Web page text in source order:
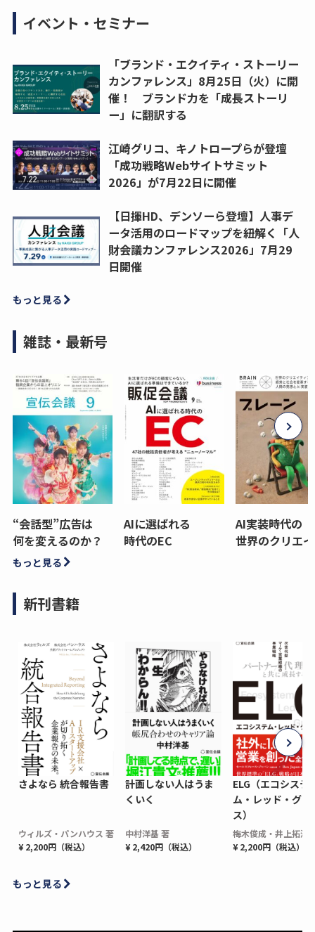
イベント・セミナー
「ブランド・エクイティ・ストーリー
カンファレンス」8月25日（火）に開
催！ ブランド力を「成長ストーリ
ー」に翻訳する
江崎グリコ、キノトロープらが登壇
「成功戦略Webサイトサミット
2026」が7月22日に開催
【日揮HD、デンソーら登壇】人事デ
ータ活用のロードマップを紐解く「人
財会議カンファレンス2026」7月29
日開催
もっと見る
雑誌・最新号
“会話型”広告は
何を変えるのか？
AIに選ばれる
時代のEC
AI実装時代の
世界のクリエ
もっと見る
新刊書籍
さよなら 統合報告書
ウィルズ・パンハウス 著
¥ 2,200円（税込）
計画しない人はうま
くいく
中村洋基 著
¥ 2,420円（税込）
ELG（エコシステ
ム・レッド・グロ
ス）
梅木俊成・井上拓海
¥ 2,200円（税込）
もっと見る